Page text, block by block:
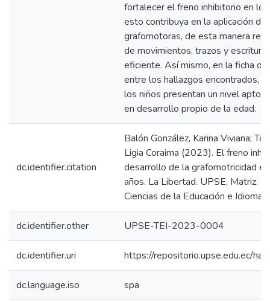
fortalecer el freno inhibitorio en
esto contribuya en la aplicación de
grafomotoras, de esta manera
de movimientos, trazos y escritura
eficiente. Así mismo, en la ficha
entre los hallazgos encontrados,
los niños presentan un nivel apto
en desarrollo propio de la edad.
dc.identifier.citation
Balón González, Karina Viviana;
Ligia Coraima (2023). El freno
desarrollo de la grafomotricidad
años. La Libertad. UPSE, Matriz.
Ciencias de la Educación e
dc.identifier.other UPSE-TEI-2023-0004
dc.identifier.uri https://repositorio.upse.edu.ec/
dc.language.iso spa